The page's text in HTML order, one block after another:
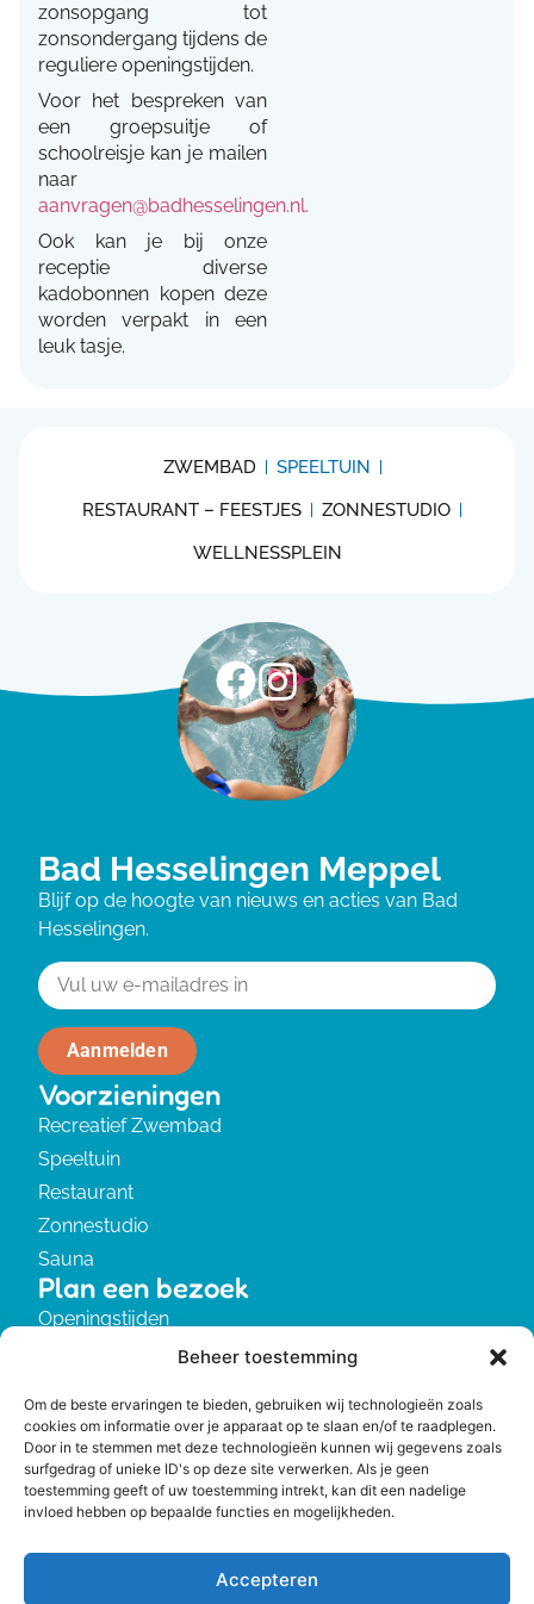
Beheer toestemming
Om de beste ervaringen te bieden, gebruiken wij technologieën zoals
cookies om informatie over je apparaat op te slaan en/of te raadplegen.
Door in te stemmen met deze technologieën kunnen wij gegevens zoals
surfgedrag of unieke ID's op deze site verwerken. Als je geen
toestemming geeft of uw toestemming intrekt, kan dit een nadelige
invloed hebben op bepaalde functies en mogelijkheden.
Accepteren
zonsopgang tot
zonsondergang tijdens de
reguliere openingstijden.
Voor het bespreken van
een groepsuitje of
schoolreisje kan je mailen
naar
aanvragen@badhesselingen.nl.
Ook kan je bij onze
receptie diverse
kadobonnen kopen deze
worden verpakt in een
leuk tasje.
ZWEMBAD
SPEELTUIN
RESTAURANT – FEESTJES
ZONNESTUDIO
WELLNESSPLEIN
Bad Hesselingen Meppel
Blijf op de hoogte van nieuws en acties van Bad
Hesselingen.
Aanmelden
Voorzieningen
Recreatief Zwembad
Speeltuin
Restaurant
Zonnestudio
Sauna
Plan een bezoek
Openingstijden
Informatie
Over ons
Privacyverklaring
Contact
info@badhesselingen.nl